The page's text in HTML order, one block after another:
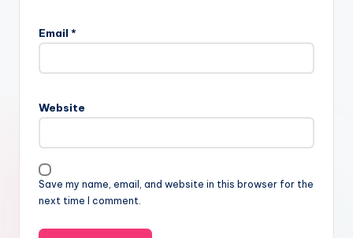
Email *
Website
Save my name, email, and website in this browser for the
next time I comment.